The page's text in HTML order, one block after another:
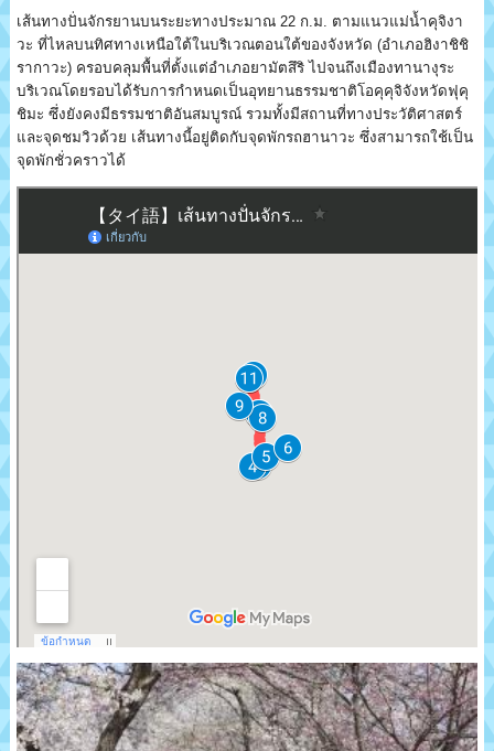
เส้นทางปั่นจักรยานบนระยะทางประมาณ 22 ก.ม. ตามแนวแม่น้ำคุจิงา
วะ ที่ไหลบนทิศทางเหนือใต้ในบริเวณตอนใต้ของจังหวัด (อำเภอฮิงาชิชิ
รากาวะ) ครอบคลุมพื้นที่ตั้งแต่อำเภอยามัตสึริ ไปจนถึงเมืองทานางุระ
บริเวณโดยรอบได้รับการกำหนดเป็นอุทยานธรรมชาติโอคุคุจิจังหวัดฟุคุ
ชิมะ ซึ่งยังคงมีธรรมชาติอันสมบูรณ์ รวมทั้งมีสถานที่ทางประวัติศาสตร์
และจุดชมวิวด้วย เส้นทางนี้อยู่ติดกับจุดพักรถฮานาวะ ซึ่งสามารถใช้เป็น
จุดพักชั่วคราวได้